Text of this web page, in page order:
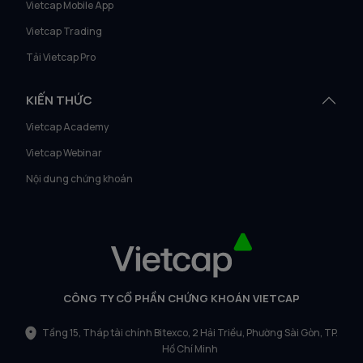
Vietcap Mobile App
Vietcap Trading
Tải Vietcap Pro
KIẾN THỨC
Vietcap Academy
Vietcap Webinar
Nội dung chứng khoán
CÔNG TY CỔ PHẦN CHỨNG KHOÁN VIETCAP
Tầng 15, Tháp tài chính Bitexco, 2 Hải Triều, Phường Sài Gòn, TP.
Hồ Chí Minh